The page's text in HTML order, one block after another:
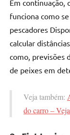
Em continuação,
funciona como
pescadores
calcular
como, previsões
de peixes em
Veja também:
do carro –